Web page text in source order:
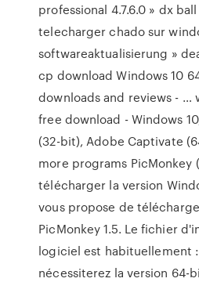
professional 4.7.6.0 » dx
telecharger chado sur
softwareaktualisierung »
cp download Windows 10
downloads and reviews - …
free download - Windows
(32-bit), Adobe Captivate
more programs PicMonkey
télécharger la version
vous propose de
PicMonkey 1.5. Le fichier
logiciel est habituellement
nécessiterez la version 64-